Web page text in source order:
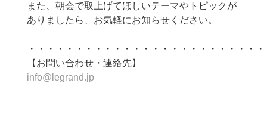
また、朝会で取上げてほしいテーマやトピックが
ありましたら、お気軽にお知らせください。
・・・・・・・・・・・・・・・・・・・・・・・・
【お問い合わせ・連絡先】
info@legrand.jp